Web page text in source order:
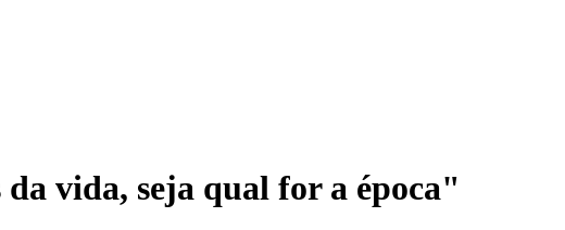
vida, seja qual for a época"